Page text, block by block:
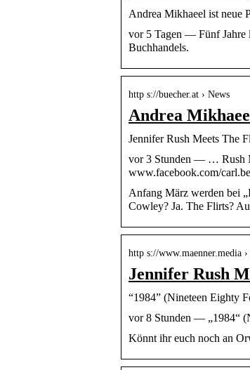
Andrea Mikhaeel ist neue
vor 5 Tagen — Fünf Jahre
Buchhandels.
http s://buecher.at › News
Andrea
Jennifer Rush Meets The
vor 3 Stunden — … Rush
www.facebook.com/
Anfang März werden bei
Cowley? Ja. The Flirts?
http s://www.maenner.media
Jennifer Rush
“1984” (Nineteen Eighty
vor 8 Stunden — „1984“
Könnt ihr euch noch an